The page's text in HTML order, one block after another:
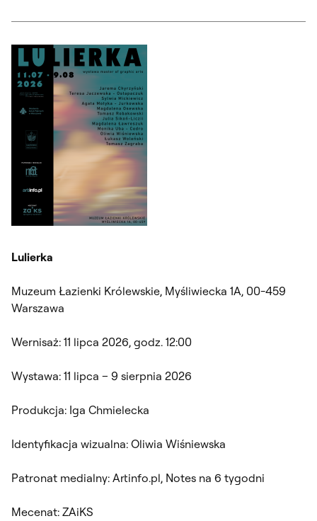
Lulierka
Muzeum Łazienki Królewskie, Myśliwiecka 1A, 00-459
Warszawa
Wernisaż: 11 lipca 2026, godz. 12:00
Wystawa: 11 lipca – 9 sierpnia 2026
Produkcja: Iga Chmielecka
Identyfikacja wizualna: Oliwia Wiśniewska
Patronat medialny: Artinfo.pl, Notes na 6 tygodni
Mecenat: ZAiKS